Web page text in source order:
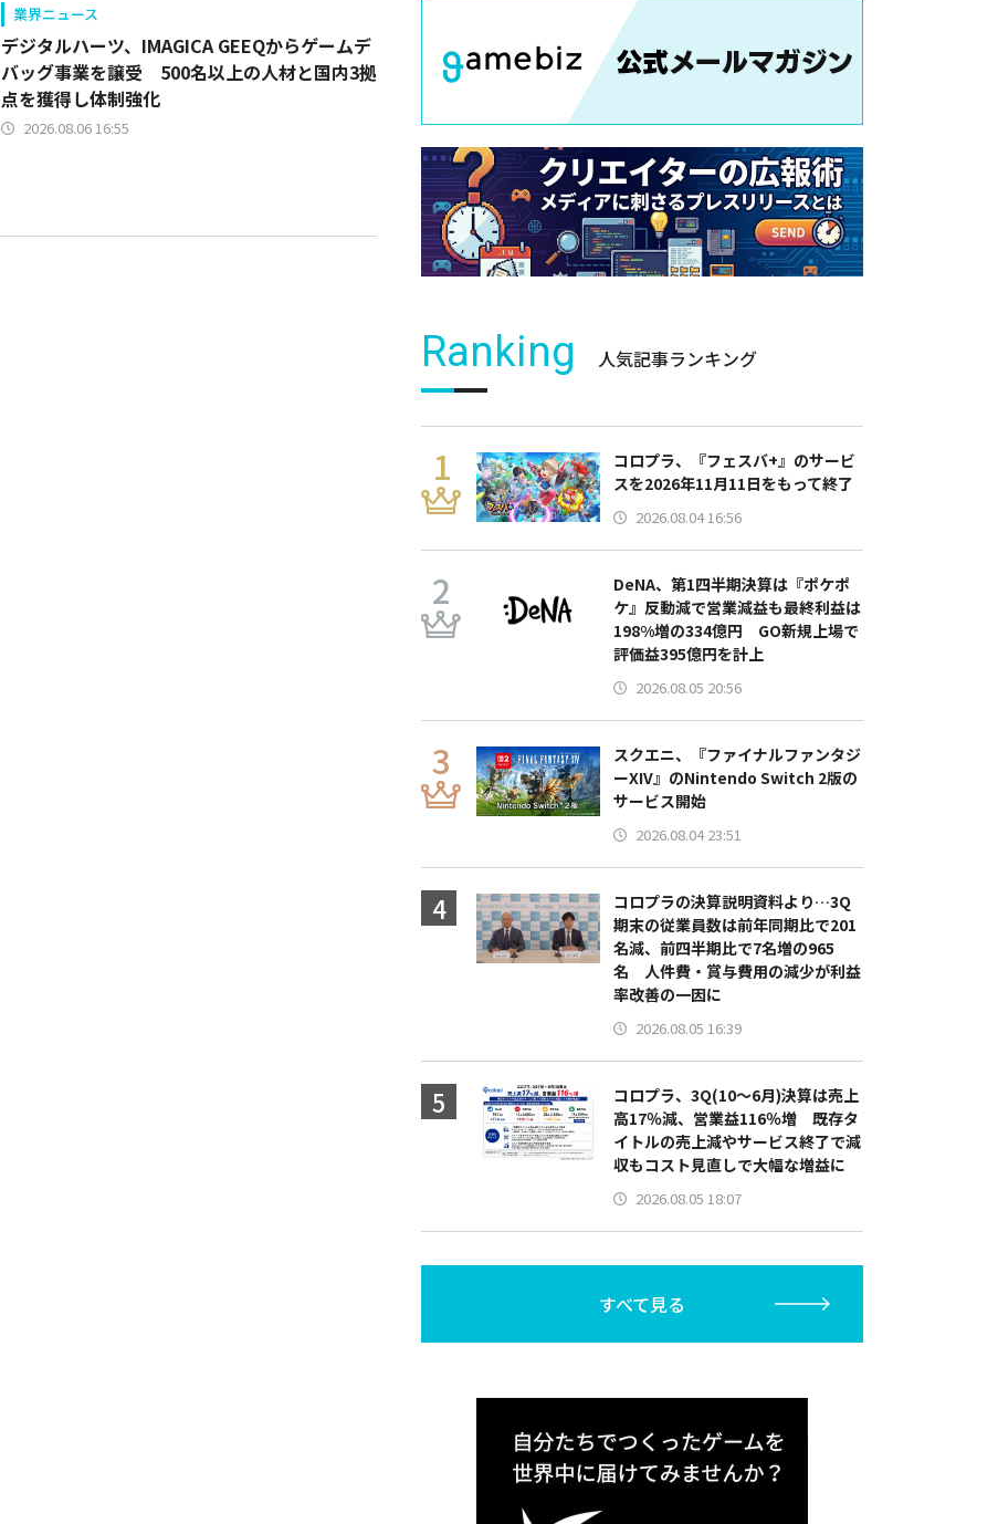
業界ニュース
デジタルハーツ、IMAGICA GEEQからゲームデ
バッグ事業を譲受 500名以上の人材と国内3拠
点を獲得し体制強化
2026.08.06 16:55
Ranking 人気記事ランキング
コロプラ、『フェスバ+』のサービ
スを2026年11月11日をもって終了
2026.08.04 16:56
DeNA、第1四半期決算は『ポケポ
ケ』反動減で営業減益も最終利益は
198%増の334億円 GO新規上場で
評価益395億円を計上
2026.08.05 20:56
スクエニ、『ファイナルファンタジ
ーXIV』のNintendo Switch 2版の
サービス開始
2026.08.04 23:51
コロプラの決算説明資料より…3Q
期末の従業員数は前年同期比で201
名減、前四半期比で7名増の965
名 人件費・賞与費用の減少が利益
率改善の一因に
2026.08.05 16:39
コロプラ、3Q(10～6月)決算は売上
高17％減、営業益116％増 既存タ
イトルの売上減やサービス終了で減
収もコスト見直しで大幅な増益に
2026.08.05 18:07
すべて見る